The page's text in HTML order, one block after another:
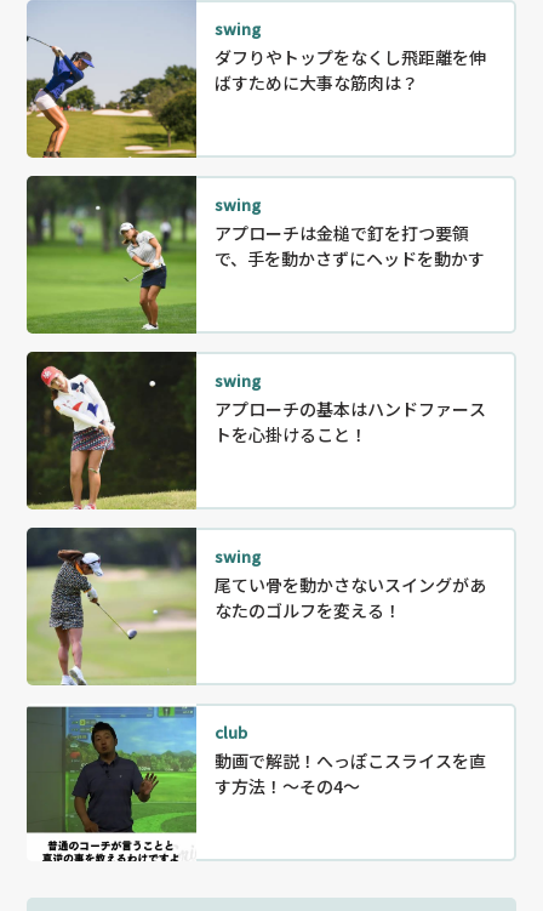
swing
ダフりやトップをなくし飛距離を伸
ばすために大事な筋肉は？
swing
アプローチは金槌で釘を打つ要領
で、手を動かさずにヘッドを動かす
swing
アプローチの基本はハンドファース
トを心掛けること！
swing
尾てい骨を動かさないスイングがあ
なたのゴルフを変える！
club
動画で解説！へっぽこスライスを直
す方法！～その4～